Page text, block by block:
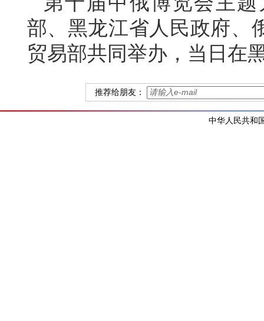
部、黑龙江省人民政府、
贸易部共同举办，当日在
推荐给朋友：
中华人民共和